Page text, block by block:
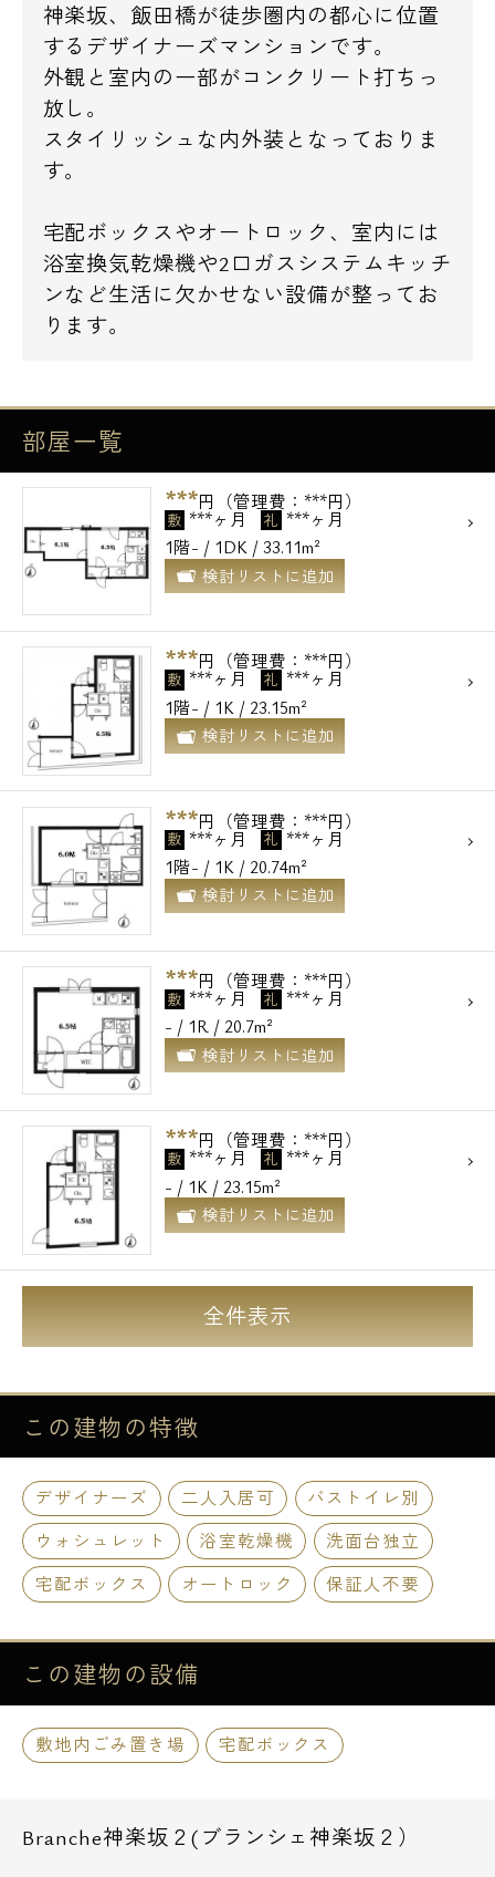
神楽坂、飯田橋が徒歩圏内の都心に位置
するデザイナーズマンションです。
外観と室内の一部がコンクリート打ちっ
放し。
スタイリッシュな内外装となっておりま
す。
宅配ボックスやオートロック、室内には
浴室換気乾燥機や2口ガスシステムキッチ
ンなど生活に欠かせない設備が整ってお
ります。
部屋一覧
***円（管理費：***円）
敷 ***ヶ月 礼 ***ヶ月
1階- / 1DK / 33.11m²
検討リストに追加
***円（管理費：***円）
敷 ***ヶ月 礼 ***ヶ月
1階- / 1K / 23.15m²
検討リストに追加
***円（管理費：***円）
敷 ***ヶ月 礼 ***ヶ月
1階- / 1K / 20.74m²
検討リストに追加
***円（管理費：***円）
敷 ***ヶ月 礼 ***ヶ月
- / 1R / 20.7m²
検討リストに追加
***円（管理費：***円）
敷 ***ヶ月 礼 ***ヶ月
- / 1K / 23.15m²
検討リストに追加
全件表示
この建物の特徴
デザイナーズ 二人入居可
バストイレ別
ウォシュレット
浴室乾燥機
洗面台独立
宅配ボックス
オートロック 保証人不要
この建物の設備
敷地内ごみ置き場 宅配ボックス
Branche神楽坂２(ブランシェ神楽坂２）